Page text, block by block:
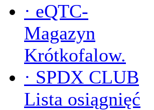
· eQTC-
Magazyn
Krótkofalow.
· SPDX CLUB
Lista osiągnięć